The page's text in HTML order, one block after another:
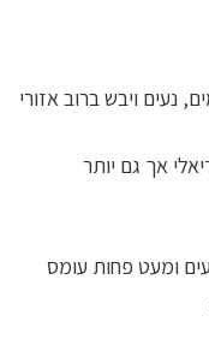
נעים ויבש ברוב אזורי
אך גם יותר
ומעט פחות עומס